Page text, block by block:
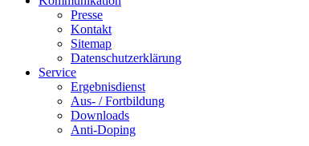
Presse
Kontakt
Sitemap
Datenschutzerklärung
Service
Ergebnisdienst
Aus- / Fortbildung
Downloads
Anti-Doping